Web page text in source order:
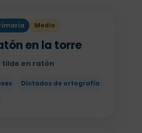
Medio
en la torre
tilde en ratón
Dictados de ortografía